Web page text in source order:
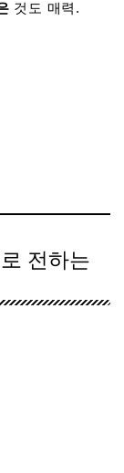
것도 매력.
전하는